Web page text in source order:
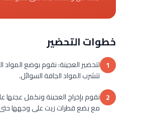
خطوات التحضير
1 لتحضير العجينة: نقوم بوضع المواد
تتشرب المواد الجافة السوائل.
2
مع بضع قطرات زيت على وجهها